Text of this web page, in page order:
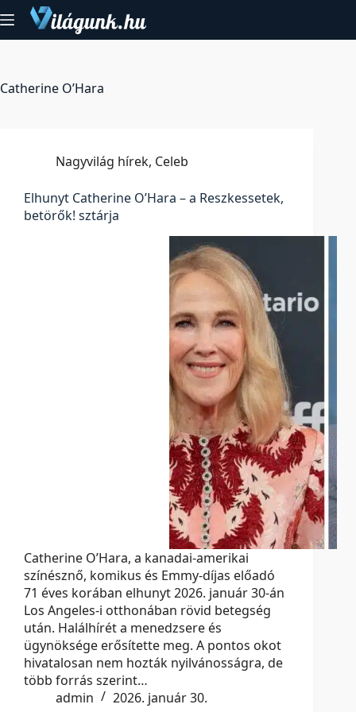
to
content
Catherine O’Hara
Nagyvilág hírek, Celeb
Elhunyt Catherine O’Hara – a Reszkessetek,
betörők! sztárja
Catherine O’Hara, a kanadai-amerikai
színésznő, komikus és Emmy-díjas előadó
71 éves korában elhunyt 2026. január 30-án
Los Angeles-i otthonában rövid betegség
után. Halálhírét a menedzsere és
ügynöksége erősítette meg. A pontos okot
hivatalosan nem hozták nyilvánosságra, de
több forrás szerint…
admin
2026. január 30.